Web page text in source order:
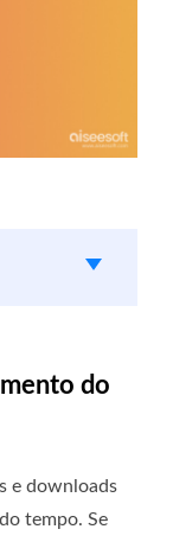
do
e downloads
tempo. Se